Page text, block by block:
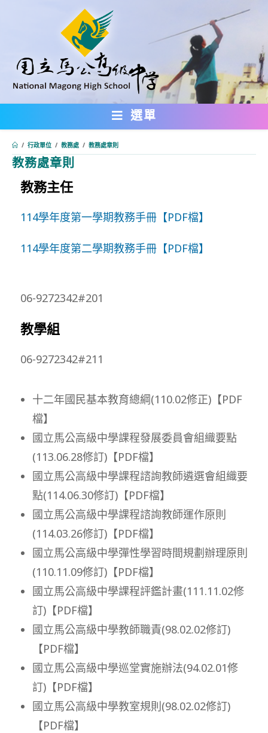
內
選單
教務處章則
/ 行政單位 / 教務處 / 教務處章則
教務主任
114學年度第一學期教務手冊【PDF檔】
114學年度第二學期教務手冊【PDF檔】
06-9272342#201
教學組
06-9272342#211
十二年國民基本教育總綱(110.02修正)【PDF
檔】
國立馬公高級中學課程發展委員會組織要點
(113.06.28修訂)【PDF檔】
國立馬公高級中學課程諮詢教師遴選會組織要
點(114.06.30修訂)【PDF檔】
國立馬公高級中學課程諮詢教師運作原則
(114.03.26修訂)【PDF檔】
國立馬公高級中學彈性學習時間規劃辦理原則
(110.11.09修訂)【PDF檔】
國立馬公高級中學課程評鑑計畫(111.11.02修
訂)【PDF檔】
國立馬公高級中學教師職責(98.02.02修訂)
【PDF檔】
國立馬公高級中學巡堂實施辦法(94.02.01修
訂)【PDF檔】
國立馬公高級中學教室規則(98.02.02修訂)
【PDF檔】